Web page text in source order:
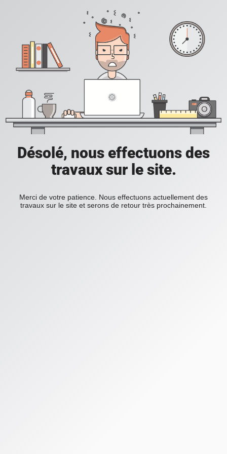
Désolé, nous effectuons des
travaux sur le site.
Merci de votre patience. Nous effectuons actuellement des
travaux sur le site et serons de retour très prochainement.